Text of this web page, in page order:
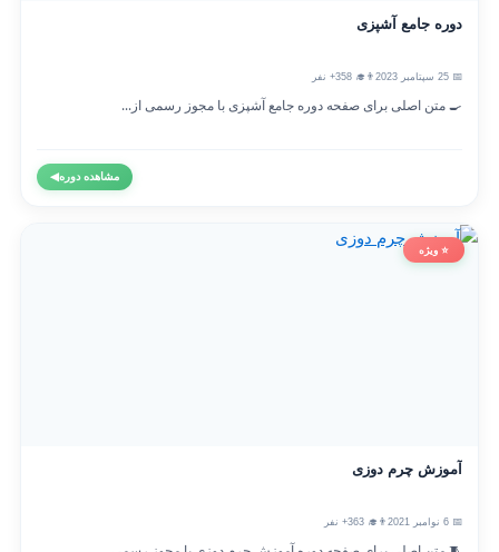
دوره جامع آشپزی
👨‍🎓 358+ نفر
🍳 متن اصلی برای صفحه دوره جامع آشپزی با مجوز رسمی از...
مشاهده دوره◀
⭐ ویژه
آموزش چرم دوزی
👨‍🎓 363+ نفر